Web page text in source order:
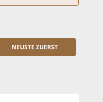
NEUSTE ZUERST